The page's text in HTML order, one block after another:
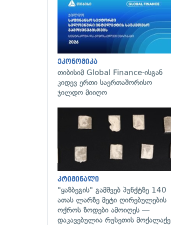
ეკონომიკა
თიბისიმ Global Finance-ისგან
კიდევ ერთი საერთაშორისო
ჯილდო მიიღო
კრიმინალი
"ყაზბეგის" გამშვებ პუნქტზე 140
ათას ლარზე მეტი ღირებულების
ოქროს ზოდები ამოიღეს —
დაკავებულია რუსეთის მოქალაქე